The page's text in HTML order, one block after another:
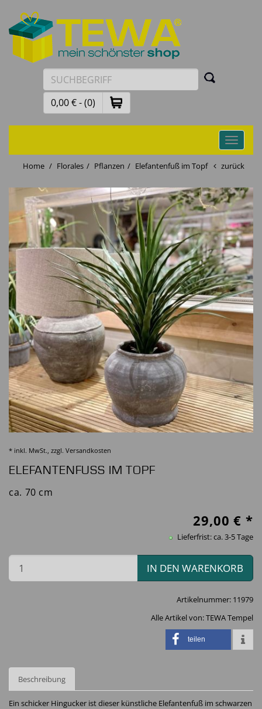
0,00 € - (0)
Toggle
Home
Florales Pflanzen Elefantenfuß im Topf zurück
* inkl. MwSt., zzgl. Versandkosten
ELEFANTENFUSS IM TOPF
ca. 70 cm
29,00 € *
Lieferfrist: ca. 3-5 Tage
IN DEN WARENKORB
Artikelnummer: 11979
Alle Artikel von:TEWA Tempel
teilen
Beschreibung
Ein schicker Hingucker ist dieser künstliche Elefantenfuß im schwarzen